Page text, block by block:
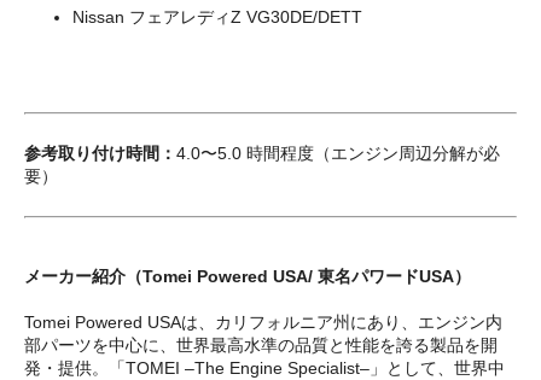
Nissan フェアレディZ VG30DE/DETT
参考取り付け時間： 4.0〜5.0 時間程度（エンジン周辺分解が必
要）
メーカー紹介（Tomei Powered USA/ 東名パワードUSA）
Tomei Powered USAは、カリフォルニア州にあり、エンジン内
部パーツを中心に、世界最高水準の品質と性能を誇る製品を開
発・提供。「TOMEI –The Engine Specialist–」として、世界中